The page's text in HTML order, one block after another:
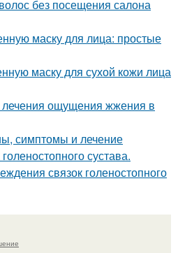
без посещения салона
маску для лица: простые
маску для сухой кожи лица
ощущения жжения в
симптомы и лечение
сустава.
связок голеностопного